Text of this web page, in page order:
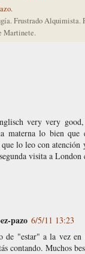
Frustrado Alquimista.
Martinete.
very very
materna lo bien
lo leo con
visita a London
pazo 6/5/11 13:23
de "estar" a la vez
contando. Muchos